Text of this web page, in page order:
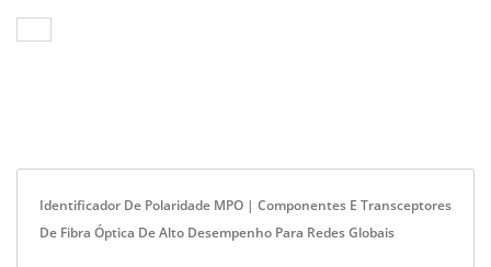
Identificador De Polaridade MPO | Componentes E Transceptores
De Fibra Óptica De Alto Desempenho Para Redes Globais